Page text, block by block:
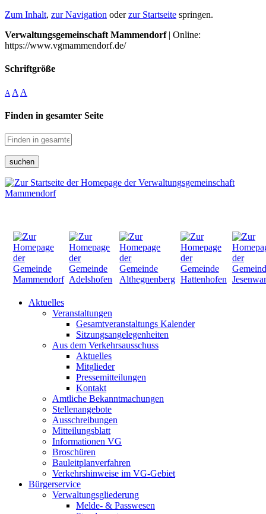
Zum Inhalt, zur Navigation oderzur Startseite springen.
Verwaltungsgemeinschaft Mammendorf| Online:
https://www.vgmammendorf.de/
Schriftgröße
A A A
Finden in gesamter Seite
suchen
Aktuelles
Veranstaltungen
Gesamtveranstaltungs Kalender
Sitzungsangelegenheiten
Aus dem Verkehrsausschuss
Aktuelles
Mitglieder
Pressemitteilungen
Kontakt
Amtliche Bekanntmachungen
Stellenangebote
Ausschreibungen
Mitteilungsblatt
Informationen VG
Broschüren
Bauleitplanverfahren
Verkehrshinweise im VG-Gebiet
Bürgerservice
Verwaltungsgliederung
Melde- & Passwesen